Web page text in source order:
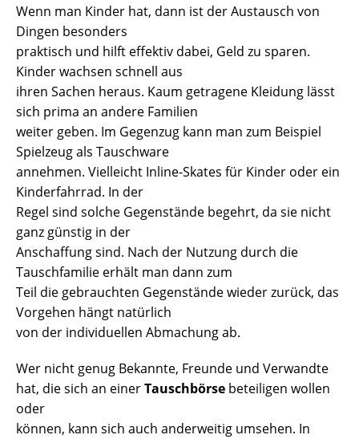
Wenn man Kinder hat, dann ist der Austausch von
Dingen besonders
praktisch und hilft effektiv dabei, Geld zu sparen.
Kinder wachsen schnell aus
ihren Sachen heraus. Kaum getragene Kleidung lässt
sich prima an andere Familien
weiter geben. Im Gegenzug kann man zum Beispiel
Spielzeug als Tauschware
annehmen. Vielleicht Inline-Skates für Kinder oder ein
Kinderfahrrad. In der
Regel sind solche Gegenstände begehrt, da sie nicht
ganz günstig in der
Anschaffung sind. Nach der Nutzung durch die
Tauschfamilie erhält man dann zum
Teil die gebrauchten Gegenstände wieder zurück, das
Vorgehen hängt natürlich
von der individuellen Abmachung ab.
Wer nicht genug Bekannte, Freunde und Verwandte
hat, die sich an einerTauschbörse beteiligen wollen
oder
können, kann sich auch anderweitig umsehen. In